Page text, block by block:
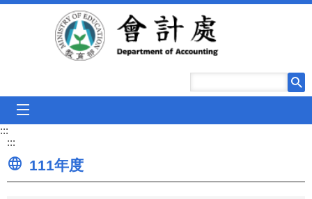
跳到主要內容區塊
:::
:::
111年度